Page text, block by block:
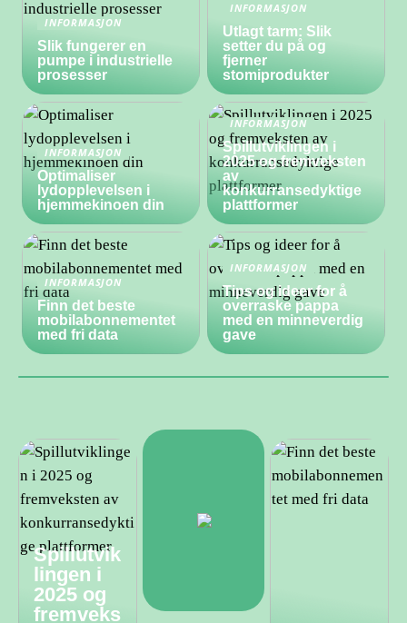
INFORMASJON
Slik fungerer en
pumpe i industrielle
prosesser
INFORMASJON
Utlagt tarm: Slik
setter du på og
fjerner
stomiprodukter
INFORMASJON
Optimaliser
lydopplevelsen i
hjemmekinoen din
INFORMASJON
Spillutviklingen i
2025 og fremveksten
av
konkurransedyktige
plattformer
INFORMASJON
Finn det beste
mobilabonnementet
med fri data
INFORMASJON
Tips og ideer for å
overraske pappa
med en minneverdig
gave
Spillutvik
lingen i
2025 og
fremveks